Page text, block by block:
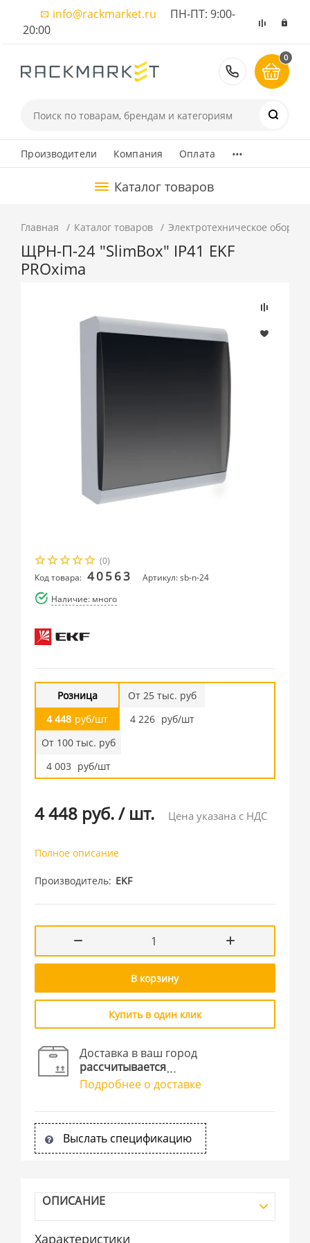
info@rackmarket.ru ПН-ПТ: 9:00-
20:00
8 (495)
0
Производители Компания Оплата ...
Каталог товаров
Главная Каталог товаров Электротехническое
ЩРН-П-24 "SlimBox" IP41 EKF
PROxima
(0)
Код товара: 40563
Артикул: sb-n-24
Наличие: много
Розница
4 448 руб/шт
От 25 тыс. руб
4 226 руб/шт
От 100 тыс. руб
4 003 руб/шт
4 448 руб./ шт. Цена указана с НДС
Полное описание
Производитель EKF
В корзину
Купить в один клик
Доставка в ваш город
рассчитывается
Подробнее о доставке
Выслать спецификацию
ОПИСАНИЕ
Характеристики